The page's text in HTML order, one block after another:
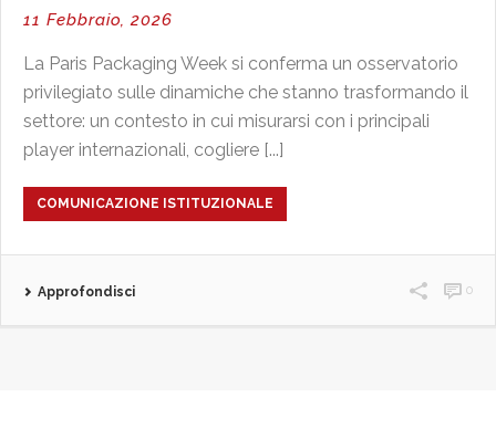
11 Febbraio, 2026
La Paris Packaging Week si conferma un osservatorio
privilegiato sulle dinamiche che stanno trasformando il
settore: un contesto in cui misurarsi con i principali
player internazionali, cogliere [...]
COMUNICAZIONE ISTITUZIONALE
Approfondisci 0